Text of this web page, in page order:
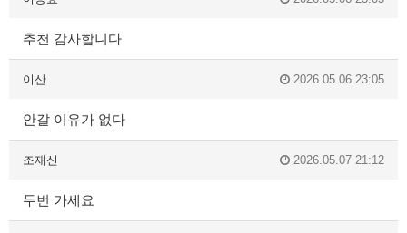
추천 감사합니다
이산 2026.05.06 23:05
안갈 이유가 없다
조재신 2026.05.07 21:12
두번 가세요